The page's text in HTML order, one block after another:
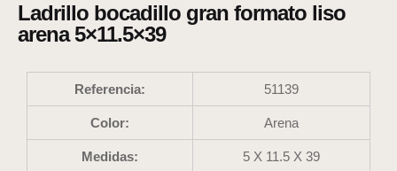
Ladrillo bocadillo gran formato liso
arena 5×11.5×39
Referencia: 51139
Color: Arena
Medidas: 5 X 11.5 X 39